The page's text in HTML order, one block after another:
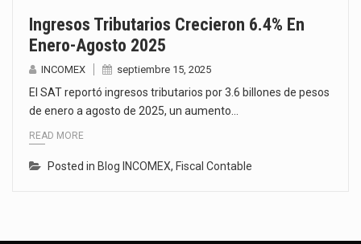
Ingresos Tributarios Crecieron 6.4% En
Enero-Agosto 2025
INCOMEX septiembre 15, 2025
El SAT reportó ingresos tributarios por 3.6 billones de pesos
de enero a agosto de 2025, un aumento…
READ MORE
Posted in Blog INCOMEX, Fiscal Contable